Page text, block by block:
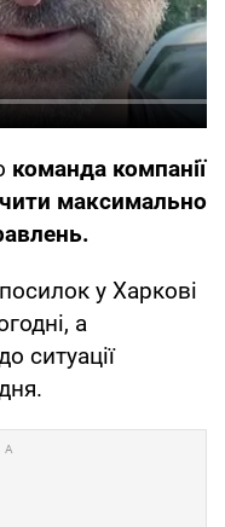
команда компанії
максимально
у Харкові
а
ситуації